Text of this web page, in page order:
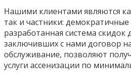
Нашими клиентами являются
так и частники:
разработанная система скидок
заключивших с нами договор
обслуживание, позволяют
услуги ассенизации по